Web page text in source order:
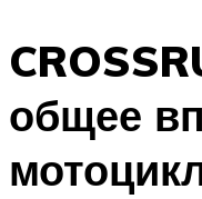
общее